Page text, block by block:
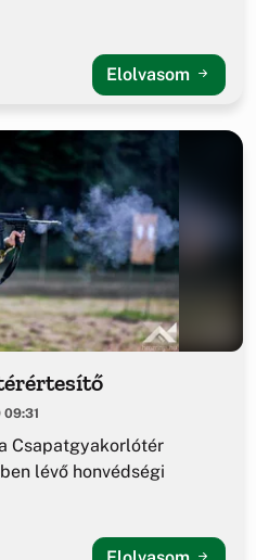
Elolvasom
Csapatgyakorlótér
lévő honvédségi